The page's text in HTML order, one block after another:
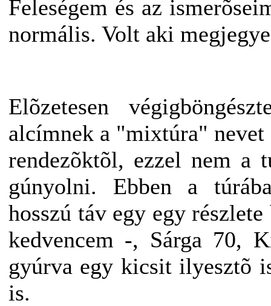
Feleségem és az
normális. Volt aki
Elõzetesen
alcímnek a "mixtúra" nevet
rendezõktõl, ezzel nem a
gúnyolni. Ebben a
hosszú táv egy egy
kedvencem -, Sárga 70,
gyúrva egy kicsit ilyesztõ
is.